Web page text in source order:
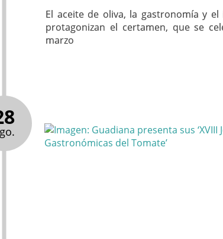
El aceite de oliva, la gastronomía y
protagonizan el certamen, que se
marzo